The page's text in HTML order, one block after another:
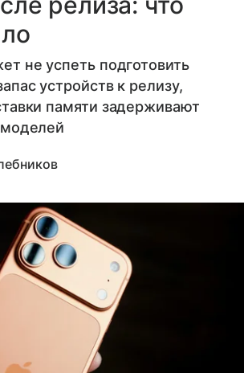
не успеть подготовить
устройств к релизу,
памяти задерживают